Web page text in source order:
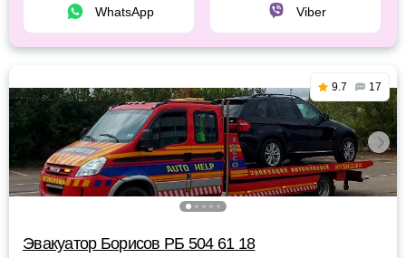
WhatsApp Viber
9.7 17
Эвакуатор Борисов РБ 504 61 18